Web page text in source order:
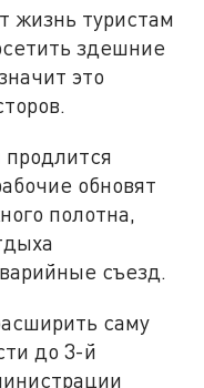
жизнь туристам
здешние
это
обновят
полотна,
съезд.
саму
до 3-й